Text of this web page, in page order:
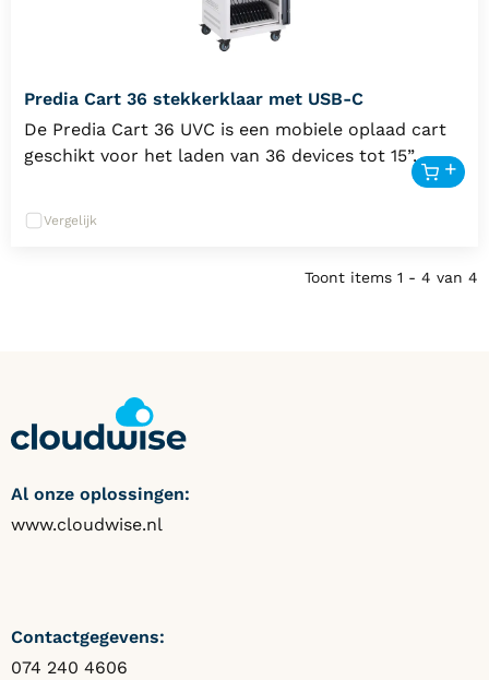
Predia Cart 36 stekkerklaar met USB-C
De Predia Cart 36 UVC is een mobiele oplaad cart
geschikt voor het laden van 36 devices tot 15”.
Door de intelligente stroomverzorging staan de
devices de volgende dag klaar met een volle accu
zodat de leerlingen direct aan de slag kunnen.
Deze kar wordt stekkerklaar opgeleverd met USB
Vergelijk
Toont items 1 - 4 van 4
Al onze oplossingen:
www.cloudwise.nl
Contactgegevens:
074 240 4606